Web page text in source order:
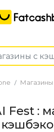
Fest :